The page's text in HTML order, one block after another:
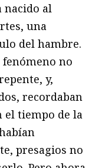
nacido al
una
del hambre.
fenómeno no
y,
recordaban
el tiempo de la
presagios no